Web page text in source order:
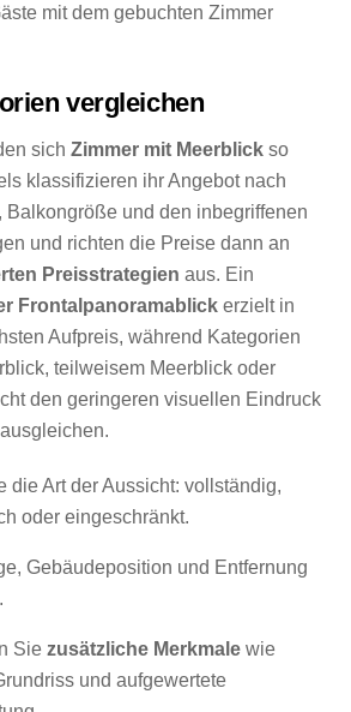
mit dem gebuchten Zimmer
vergleichen
sichZimmer mit Meerblick so
klassifizieren ihr Angebot nach
Balkongröße und den inbegriffenen
und richten die Preise dann an
Preisstrategien aus. Ein
Frontalpanoramablick erzielt in
Aufpreis, während Kategorien
teilweisem Meerblick oder
den geringeren visuellen Eindruck
die Art der Aussicht: vollständig,
oder eingeschränkt.
Gebäudeposition und Entfernung
Sie zusätzliche Merkmale wie
und aufgewertete